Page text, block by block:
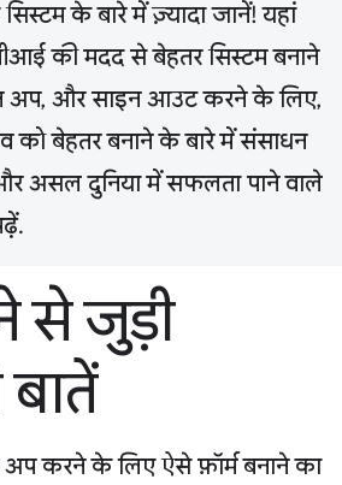
के बारे में ज़्यादा जानें! यहां
की मदद से बेहतर सिस्टम बनाने
अप, और साइन आउट करने के लिए,
को बेहतर बनाने के बारे में संसाधन
असल दुनिया में सफलता पाने वाले
से जुड़ी
बातें
करने के लिए ऐसे फ़ॉर्म बनाने का